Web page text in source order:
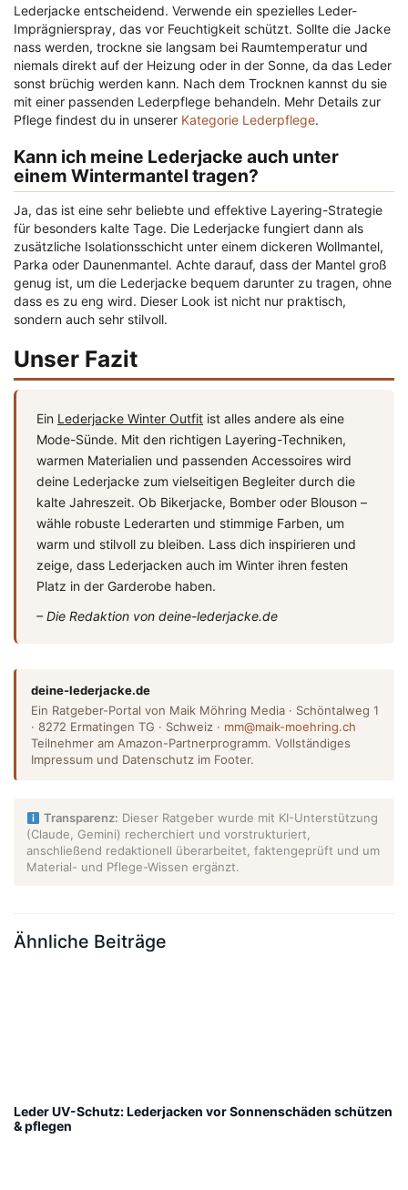
Lederjacke entscheidend. Verwende ein spezielles Leder-
Imprägnierspray, das vor Feuchtigkeit schützt. Sollte die Jacke
nass werden, trockne sie langsam bei Raumtemperatur und
niemals direkt auf der Heizung oder in der Sonne, da das Leder
sonst brüchig werden kann. Nach dem Trocknen kannst du sie
mit einer passenden Lederpflege behandeln. Mehr Details zur
Pflege findest du in unserer Kategorie Lederpflege.
Kann ich meine Lederjacke auch unter
einem Wintermantel tragen?
Ja, das ist eine sehr beliebte und effektive Layering-Strategie
für besonders kalte Tage. Die Lederjacke fungiert dann als
zusätzliche Isolationsschicht unter einem dickeren Wollmantel,
Parka oder Daunenmantel. Achte darauf, dass der Mantel groß
genug ist, um die Lederjacke bequem darunter zu tragen, ohne
dass es zu eng wird. Dieser Look ist nicht nur praktisch,
sondern auch sehr stilvoll.
Unser Fazit
Ein Lederjacke Winter Outfit ist alles andere als eine
Mode-Sünde. Mit den richtigen Layering-Techniken,
warmen Materialien und passenden Accessoires wird
deine Lederjacke zum vielseitigen Begleiter durch die
kalte Jahreszeit. Ob Bikerjacke, Bomber oder Blouson –
wähle robuste Lederarten und stimmige Farben, um
warm und stilvoll zu bleiben. Lass dich inspirieren und
zeige, dass Lederjacken auch im Winter ihren festen
Platz in der Garderobe haben.
– Die Redaktion von deine-lederjacke.de
deine-lederjacke.de
Ein Ratgeber-Portal von Maik Möhring Media · Schöntalweg 1
· 8272 Ermatingen TG · Schweiz · mm@maik-moehring.ch
Teilnehmer am Amazon-Partnerprogramm. Vollständiges
Impressum und Datenschutz im Footer.
Transparenz: Dieser Ratgeber wurde mit KI-Unterstützung
(Claude, Gemini) recherchiert und vorstrukturiert,
anschließend redaktionell überarbeitet, faktengeprüft und um
Material- und Pflege-Wissen ergänzt.
Ähnliche Beiträge
Leder UV-Schutz: Lederjacken vor Sonnenschäden schützen
& pflegen